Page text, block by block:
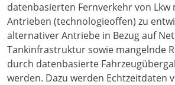
datenbasierten Fernverkehr von
Antrieben (technologieoffen) zu
alternativer Antriebe in Bezug auf
Tankinfrastruktur sowie mangelnde
durch datenbasierte
werden. Dazu werden Echtzeitdaten